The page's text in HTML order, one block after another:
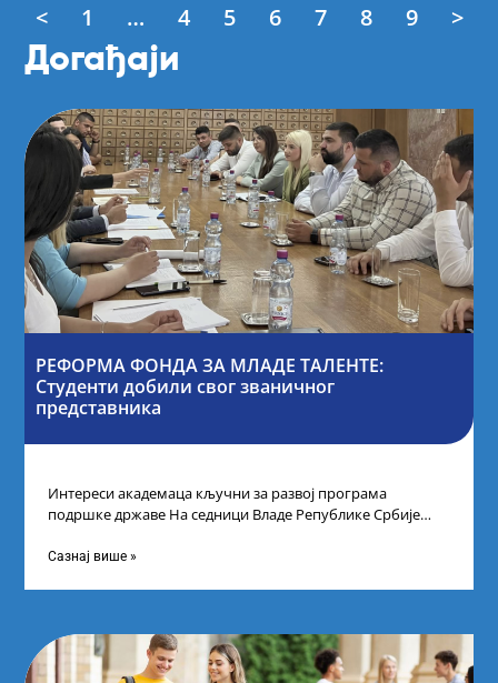
< 1 … 4 5 6 7 8 9 >
Догађаји
РЕФОРМА ФОНДА ЗА МЛАДЕ ТАЛЕНТЕ:
Студенти добили свог званичног
представника
Интереси академаца кључни за развој програма
подршке државе На седници Владе Републике Србије
Сазнај више »